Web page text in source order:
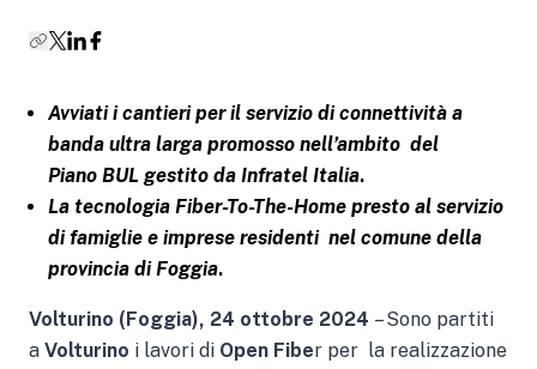
Avviati i cantieri per il servizio di connettività a
banda ultra larga promosso nell’ambito del
Piano BUL gestito da Infratel Italia.
La tecnologia Fiber-To-The-Home presto al servizio
di famiglie e imprese residenti nel comune della
provincia di Foggia.
Volturino (Foggia), 24 ottobre 2024 – Sono partiti
a Volturino i lavori di Open Fiber per la realizzazione